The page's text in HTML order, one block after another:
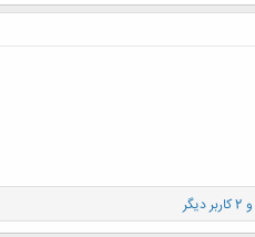
و 2 کاربر دیگر